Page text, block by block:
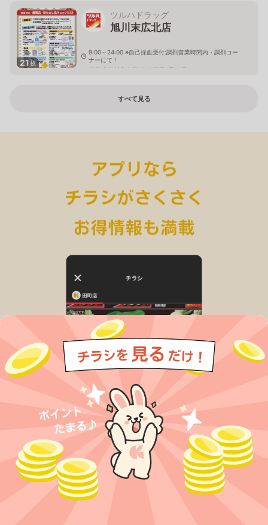
21枚
ツルハドラッグ
旭川末広北店
9:00～24:00 ※自己採血受付:調剤営業時間内・調剤コー
ナーにて！
北海道旭川市末広1条10丁目1番20号
すべて見る